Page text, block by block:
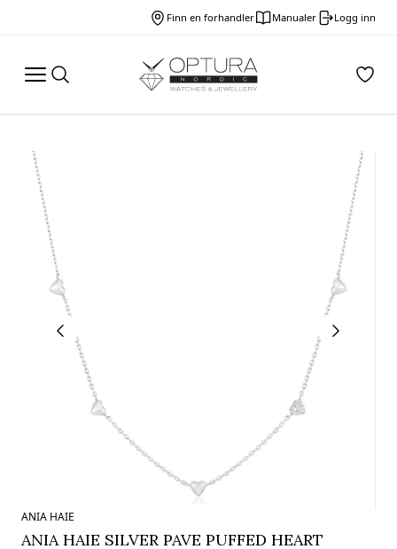
Finn en forhandler Manualer Logg inn
ANIA HAIE
ANIA HAIE SILVER PAVE PUFFED HEART